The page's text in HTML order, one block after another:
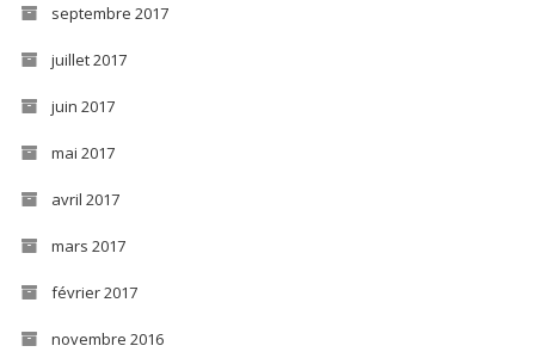
septembre 2017
juillet 2017
juin 2017
mai 2017
avril 2017
mars 2017
février 2017
novembre 2016